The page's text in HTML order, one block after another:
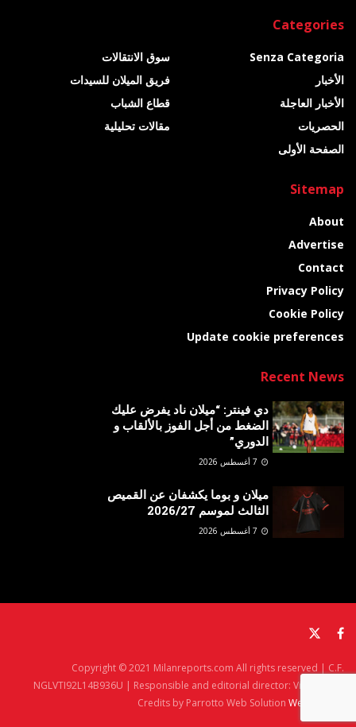
Categories
Senza Categoria
الأخبار
الأخبار العاجلة
الحصريات
الصفحة الأولى
سوق الانتقالات
فريق الميلان للسيدات
قطاع الشباب
مقالات تحليلية
Sitemap
About
Advertise
Contact
Privacy Policy
Cookie Policy
Update cookie preferences
Recent News
دي فينتر: “ميلان ناد يفرض عليك
الضغط من أجل الفوز بالألقاب و
الدوري”
ميلان و بوما يكشفان عن القميص
الثالث لموسم 2026/27
Copyright © 2021 Milanreports.com All rights reserved | C.F.
NGLVTI92L14B936U | Responsible and editorial director: Vito Angelè
Credits by Parrotto Web Solution Web Agency